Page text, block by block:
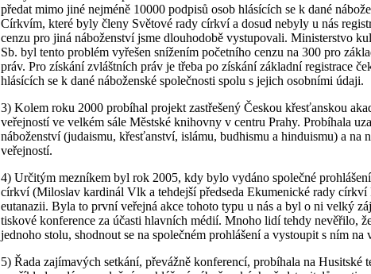
předat mimo jiné nejméně 10000 podpisů osob hlásících se k dané
Církvím, které byly členy Světové rady církví a dosud nebyly u nás
cenzu pro jiná náboženství jsme dlouhodobě vystupovali. Ministerstvo
Sb. byl tento problém vyřešen snížením početního cenzu na 300 pro
práv. Pro získání zvláštních práv je třeba po získání základní registrace
hlásících se k dané náboženské společnosti spolu s jejich osobními údaji.
3) Kolem roku 2000 probíhal projekt zastřešený Českou křesťanskou
veřejností ve velkém sále Městské knihovny v centru Prahy. Probíhala
náboženství (judaismu, křesťanství, islámu, budhismu a hinduismu) a na
veřejností.
4) Určitým mezníkem byl rok 2005, kdy bylo vydáno společné
církví (Miloslav kardinál Vlk a tehdejší předseda Ekumenické rady
eutanazii. Byla to první veřejná akce tohoto typu u nás a byl o ni velký
tiskové konference za účasti hlavních médií. Mnoho lidí tehdy nevěřilo,
jednoho stolu, shodnout se na společném prohlášení a vystoupit s ním na
5) Řada zajímavých setkání, převážně konferencí, probíhala na